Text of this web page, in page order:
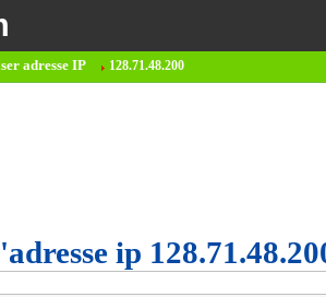
adresse IP 128.71.48.200
ip